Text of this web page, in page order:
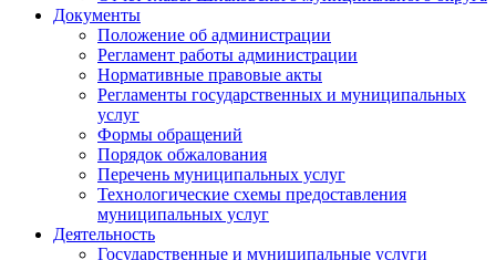
Документы
Положение об администрации
Регламент работы администрации
Нормативные правовые акты
Регламенты государственных и муниципальных
услуг
Формы обращений
Порядок обжалования
Перечень муниципальных услуг
Технологические схемы предоставления
муниципальных услуг
Деятельность
Государственные и муниципальные услуги